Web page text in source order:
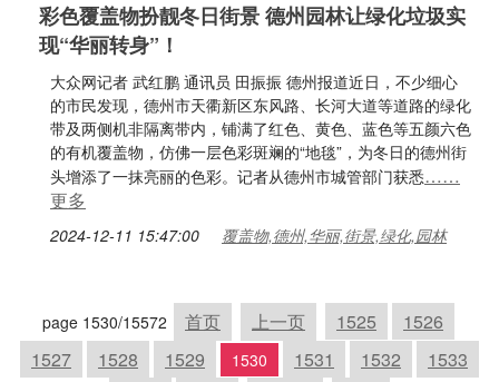
彩色覆盖物扮靓冬日街景 德州园林让绿化垃圾实
现“华丽转身”！
大众网记者 武红鹏 通讯员 田振振 德州报道近日，不少细心
的市民发现，德州市天衢新区东风路、长河大道等道路的绿化
带及两侧机非隔离带内，铺满了红色、黄色、蓝色等五颜六色
的有机覆盖物，仿佛一层色彩斑斓的“地毯”，为冬日的德州街
头增添了一抹亮丽的色彩。记者从德州市城管部门获悉……
更多
2024-12-11 15:47:00 覆盖物,德州,华丽,街景,绿化,园林
page 1530/15572 首页 上一页 1525
1526
1527
1528 1529 1530 1531 1532
1533